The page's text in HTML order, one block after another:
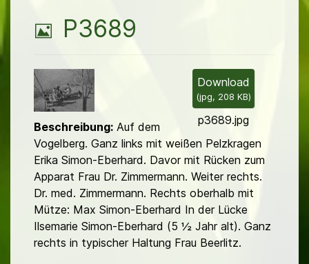
B
l
d
P3689
Download
(jpg, 208 KB)
p3689.jpg
Beschreibung: Auf dem
Vogelberg. Ganz links mit weißen Pelzkragen
Erika Simon-Eberhard. Davor mit Rücken zum
Apparat Frau Dr. Zimmermann. Weiter rechts.
Dr. med. Zimmermann. Rechts oberhalb mit
Mütze: Max Simon-Eberhard In der Lücke
Ilsemarie Simon-Eberhard (5 ½ Jahr alt). Ganz
rechts in typischer Haltung Frau Beerlitz.